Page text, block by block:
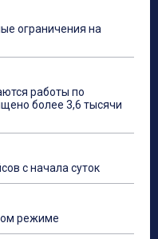
ограничения на
работы по
более 3,6 тысячи
с начала суток
режиме